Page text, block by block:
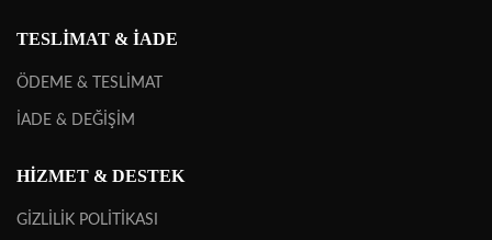
TESLİMAT & İADE
ÖDEME & TESLİMAT
İADE & DEĞİŞİM
HİZMET & DESTEK
GİZLİLİK POLİTİKASI